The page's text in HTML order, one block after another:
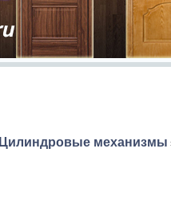
Цилиндровые механизмы